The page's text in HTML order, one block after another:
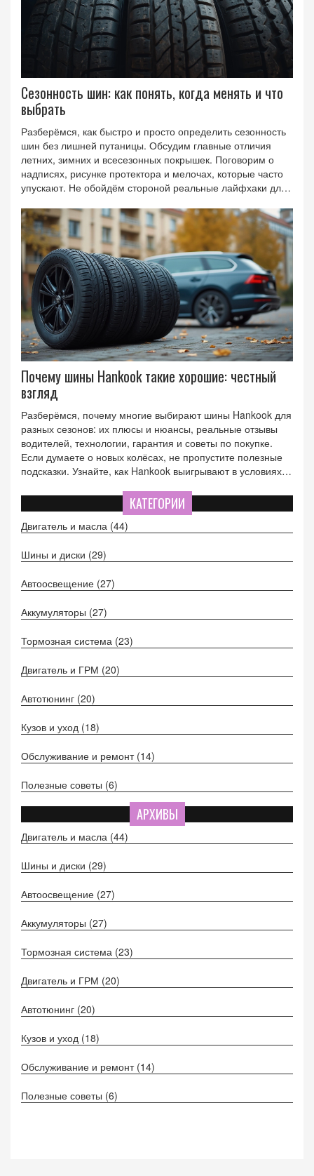
Сезонность шин: как понять, когда менять и что
выбрать
Разберёмся, как быстро и просто определить сезонность
шин без лишней путаницы. Обсудим главные отличия
летних, зимних и всесезонных покрышек. Поговорим о
надписях, рисунке протектора и мелочах, которые часто
упускают. Не обойдём стороной реальные лайфхаки для
вызывают головную боль, тут будет понятно и по делу.
Почему шины Hankook такие хорошие: честный
взгляд
Разберёмся, почему многие выбирают шины Hankook для
разных сезонов: их плюсы и нюансы, реальные отзывы
водителей, технологии, гарантия и советы по покупке.
Если думаете о новых колёсах, не пропустите полезные
подсказки. Узнайте, как Hankook выигрывают в условиях
износостойкости и экономии топлива. Всё просто и
честно, без поэтики и лишних слов.
КАТЕГОРИИ
Двигатель и масла (44)
Шины и диски (29)
Автоосвещение (27)
Аккумуляторы (27)
Тормозная система (23)
Двигатель и ГРМ (20)
Автотюнинг (20)
Кузов и уход (18)
Обслуживание и ремонт (14)
Полезные советы (6)
АРХИВЫ
Двигатель и масла (44)
Шины и диски (29)
Автоосвещение (27)
Аккумуляторы (27)
Тормозная система (23)
Двигатель и ГРМ (20)
Автотюнинг (20)
Кузов и уход (18)
Обслуживание и ремонт (14)
Полезные советы (6)